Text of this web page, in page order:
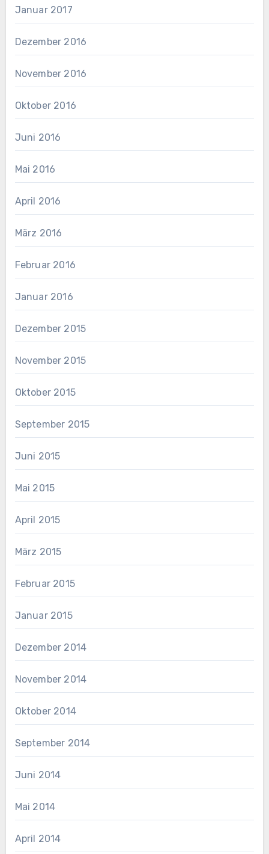
Januar 2017
Dezember 2016
November 2016
Oktober 2016
Juni 2016
Mai 2016
April 2016
März 2016
Februar 2016
Januar 2016
Dezember 2015
November 2015
Oktober 2015
September 2015
Juni 2015
Mai 2015
April 2015
März 2015
Februar 2015
Januar 2015
Dezember 2014
November 2014
Oktober 2014
September 2014
Juni 2014
Mai 2014
April 2014